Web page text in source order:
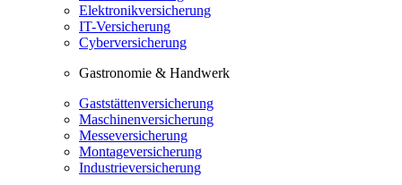
Elektronikversicherung
IT-Versicherung
Cyberversicherung
Gastronomie & Handwerk
Gaststättenversicherung
Maschinenversicherung
Messeversicherung
Montageversicherung
Industrieversicherung